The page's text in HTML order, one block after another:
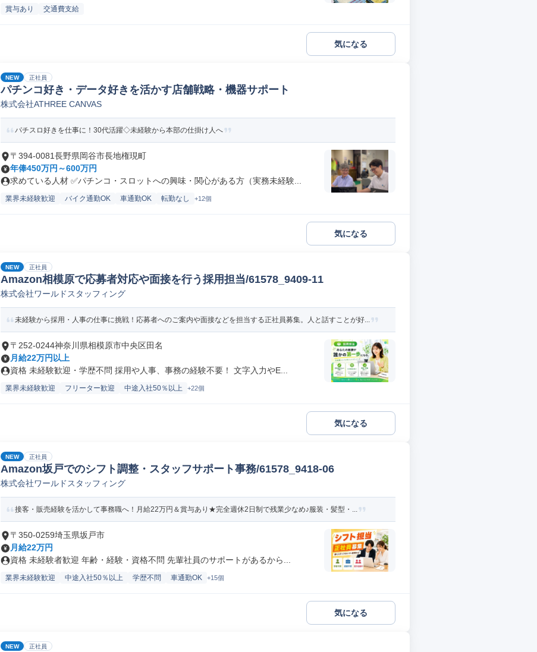
賞与あり 交通費支給
気になる
NEW 正社員
パチンコ好き・データ好きを活かす店舗戦略・機器サポート
株式会社ATHREE CANVAS
パチスロ好きを仕事に！30代活躍◇未経験から本部の仕掛け人へ
〒394-0081長野県岡谷市長地権現町
年俸450万円～600万円
求めている人材 ✅パチンコ・スロットへの興味・関心がある方（実務未経験...
業界未経験歓迎 バイク通勤OK 車通勤OK 転勤なし +12個
気になる
NEW 正社員
Amazon相模原で応募者対応や面接を行う採用担当/61578_9409-11
株式会社ワールドスタッフィング
未経験から採用・人事の仕事に挑戦！応募者へのご案内や面接などを担当する正社員募集。人と話すことが好...
〒252-0244神奈川県相模原市中央区田名
月給22万円以上
資格 未経験歓迎・学歴不問 採用や人事、事務の経験不要！ 文字入力やE...
業界未経験歓迎 フリーター歓迎 中途入社50％以上 +22個
気になる
NEW 正社員
Amazon坂戸でのシフト調整・スタッフサポート事務/61578_9418-06
株式会社ワールドスタッフィング
接客・販売経験を活かして事務職へ！月給22万円＆賞与あり★完全週休2日制で残業少なめ♪服装・髪型・...
〒350-0259埼玉県坂戸市
月給22万円
資格 未経験者歓迎 年齢・経験・資格不問 先輩社員のサポートがあるから...
業界未経験歓迎 中途入社50％以上 学歴不問 車通勤OK +15個
気になる
NEW 正社員